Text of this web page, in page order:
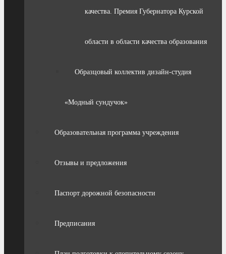
качества. Премия Губернатора Курской
области в области качества образования
Образцовый коллектив дизайн-студия
«Модный сундучок»
Образовательная программа учреждения
Отзывы и предложения
Паспорт дорожной безопасности
Предписания